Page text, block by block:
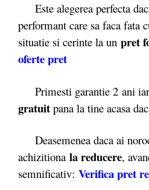
Este alegerea perfecta
performant care sa faca fata
situatie si cerinte la un pret
oferte pret
Primesti garantie 2 ani iar
gratuit pana la tine acasa
Deasemenea daca ai
achizitiona la reducere,
semnificativ: Verifica pret